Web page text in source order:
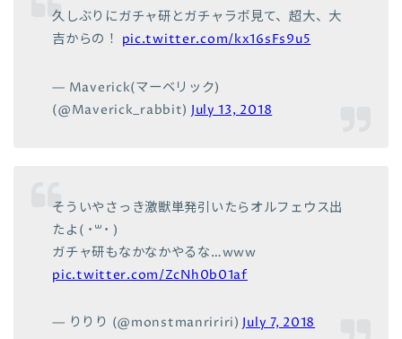
久しぶりにガチャ研とガチャラボ見て、超大、大
吉からの！ pic.twitter.com/kx16sFs9u5
— Maverick(マーベリック)
(@Maverick_rabbit) July 13, 2018
そういやさっき激獣単発引いたらオルフェウス出
たよ( ˙꒳​˙ )
ガチャ研もなかなかやるな…www
pic.twitter.com/ZcNh0b01af
— りりり (@monstmanririri)July 7, 2018